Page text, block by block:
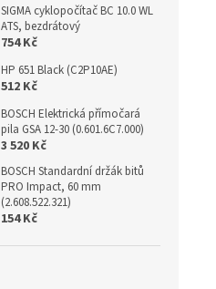
SIGMA cyklopočítač BC 10.0 WL
ATS, bezdrátový
754 Kč
HP 651 Black (C2P10AE)
512 Kč
BOSCH Elektrická přímočará
pila GSA 12-30 (0.601.6C7.000)
3 520 Kč
BOSCH Standardní držák bitů
PRO Impact, 60 mm
(2.608.522.321)
154 Kč